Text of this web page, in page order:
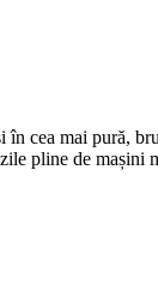
cea mai pură,
pline de